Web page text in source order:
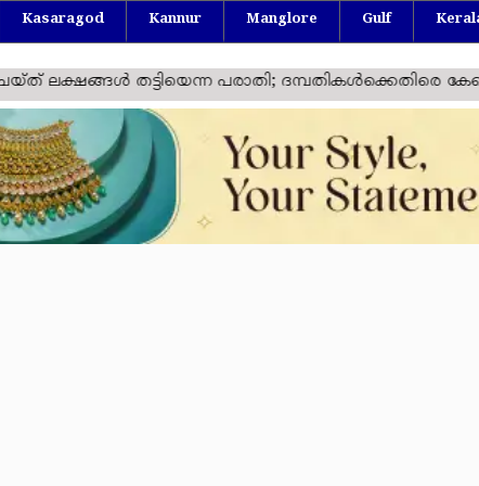
Kasaragod Kannur Manglore Gulf